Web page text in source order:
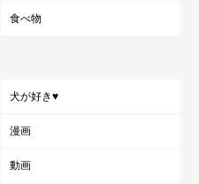
食べ物
犬が好き♥
漫画
動画